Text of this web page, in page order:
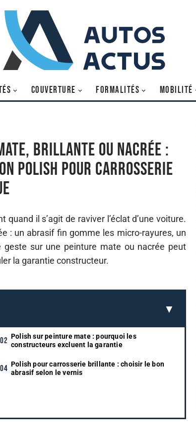
COUVERTURE FORMALITÉS MOBILITÉ
brillante ou nacrée :
polish pour carrosserie
il s’agit de raviver l’éclat d’une voiture.
: un abrasif fin gomme les micro-rayures, un
geste sur une peinture mate ou nacrée peut
la garantie constructeur.
Polish sur peinture mate : pourquoi les
constructeurs excluent la garantie
Polish pour carrosserie brillante : choisir le bon
abrasif selon le vernis